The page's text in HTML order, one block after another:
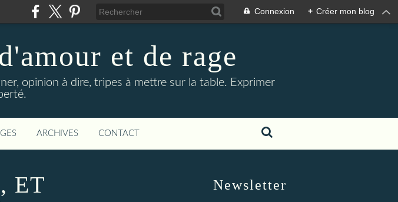
Connexion + Créer mon blog
et de rage
opinion à dire, tripes à mettre sur la table. Exprimer
ARCHIVES CONTACT
ET
Newsletter